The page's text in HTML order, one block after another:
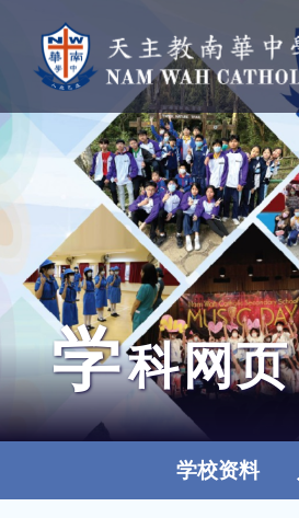
学科网页
学校资料